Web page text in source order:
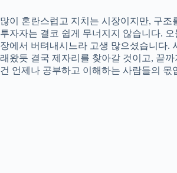
많이 혼란스럽고 지치는 시장이지만, 구조
투자자는 결코 쉽게 무너지지 않습니다. 오
장에서 버텨내시느라 고생 많으셨습니다.
래왔듯 결국 제자리를 찾아갈 것이고, 끝
건 언제나 공부하고 이해하는 사람들의 몫